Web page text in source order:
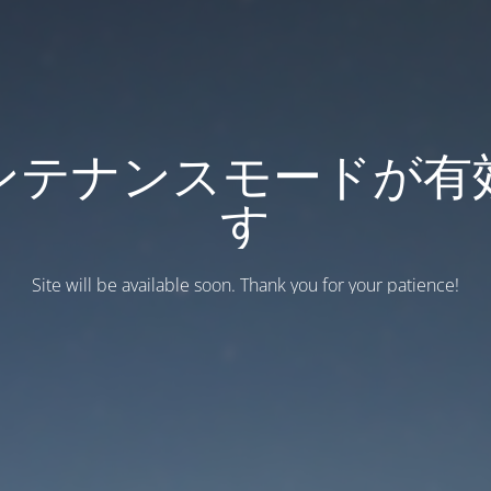
テナンスモードが有
す
Site will be available soon. Thank you for your patience!